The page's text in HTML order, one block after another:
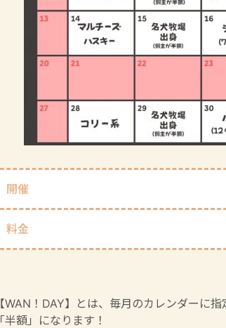
開催
料金
【WAN！DAY】とは、毎月のカレンダーに
「半額」になります！